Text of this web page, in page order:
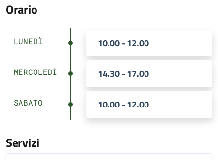
Orario
LUNEDÌ 10.00 - 12.00
MERCOLEDÌ 14.30 - 17.00
SABATO 10.00 - 12.00
Servizi